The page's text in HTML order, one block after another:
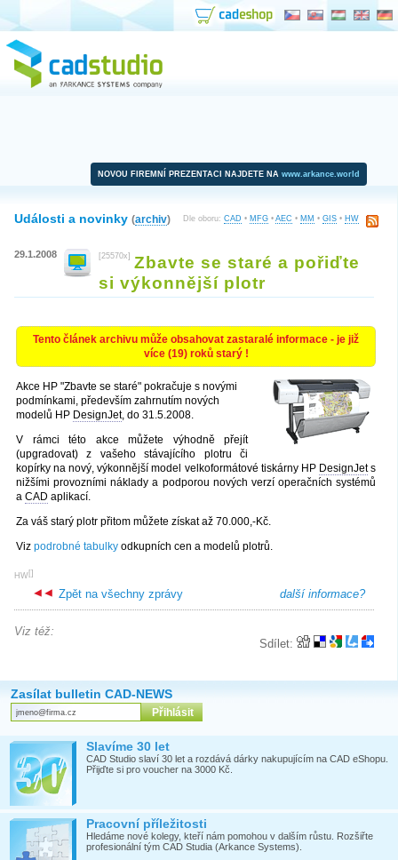
NOVOU FIREMNÍ PREZENTACI NAJDETE NA www.arkance.world
Dle oboru: CAD • MFG • AEC • MM • GIS • HW
Události a novinky (archiv)
29.1.2008 [25570x] Zbavte se staré a pořiďte
si výkonnější plotr
Tento článek archivu může obsahovat zastaralé informace - je již
více (19) roků starý !
Akce HP "Zbavte se staré" pokračuje s novými
podmínkami, především zahrnutím nových
modelů HP DesignJet, do 31.5.2008.
V rámci této akce můžete výhodně přejít
(upgradovat) z vašeho stávajícího plotru či
kopírky na nový, výkonnější model velkoformátové tiskárny HP DesignJets
nižšími provozními náklady a podporou nových verzí operačních systémů
a CAD aplikací.
Za váš starý plotr přitom můžete získat až 70.000,-Kč.
Viz podrobné tabulky odkupních cen a modelů plotrů.
[
HW ]
další informace?
Zpět na všechny zprávy
Sdílet:
Viz též:
Zasílat bulletin CAD-NEWS
Slavíme 30 let
CAD Studio slaví 30 let a rozdává dárky nakupujícím na CAD eShopu.
Přijďte si pro voucher na 3000 Kč.
Pracovní příležitosti
Hledáme nové kolegy, kteří nám pomohou v dalším růstu. Rozšiřte
profesionální tým CAD Studia (Arkance Systems).